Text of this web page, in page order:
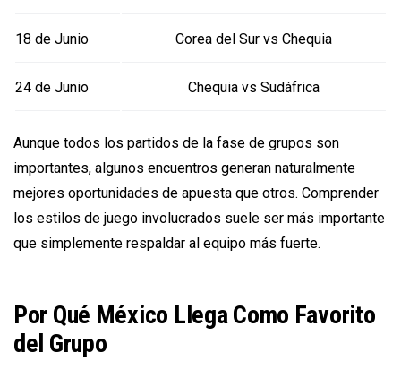
18 de Junio Corea del Sur vs Chequia
24 de Junio Chequia vs Sudáfrica
Aunque todos los partidos de la fase de grupos son
importantes, algunos encuentros generan naturalmente
mejores oportunidades de apuesta que otros. Comprender
los estilos de juego involucrados suele ser más importante
que simplemente respaldar al equipo más fuerte.
Por Qué México Llega Como Favorito
del Grupo